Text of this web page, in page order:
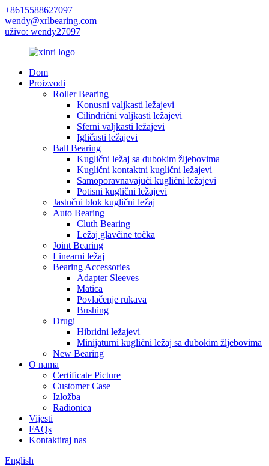
+8615588627097
wendy@xrlbearing.com
uživo: wendy27097
Dom
Proizvodi
Roller Bearing
Konusni valjkasti ležajevi
Cilindrični valjkasti ležajevi
Sferni valjkasti ležajevi
Igličasti ležajevi
Ball Bearing
Kuglični ležaj sa dubokim žljebovima
Kuglični kontaktni kuglični ležajevi
Samoporavnavajući kuglični ležajevi
Potisni kuglični ležajevi
Jastučni blok kuglični ležaj
Auto Bearing
Cluth Bearing
Ležaj glavčine točka
Joint Bearing
Linearni ležaj
Bearing Accessories
Adapter Sleeves
Matica
Povlačenje rukava
Bushing
Drugi
Hibridni ležajevi
Minijaturni kuglični ležaj sa dubokim žljebovima
New Bearing
O nama
Certificate Picture
Customer Case
Izložba
Radionica
Vijesti
FAQs
Kontaktiraj nas
English